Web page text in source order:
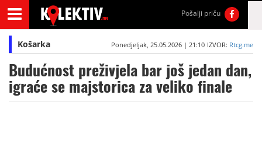
Pošalji priču
Košarka Ponedjeljak, 25.05.2026 | 21:10 IZVOR: Rtcg.me
Budućnost preživjela bar još jedan dan,
igraće se majstorica za veliko finale